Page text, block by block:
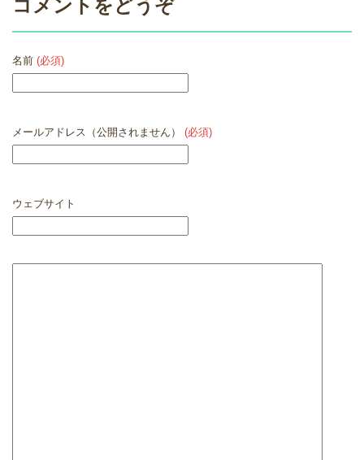
コメントをどうぞ
名前 (必須)
メールアドレス（公開されません） (必須)
ウェブサイト